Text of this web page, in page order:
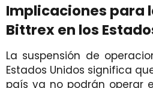
Implicaciones para
Bittrex en los
La suspensión de
Estados Unidos significa
país ya no podrán operar